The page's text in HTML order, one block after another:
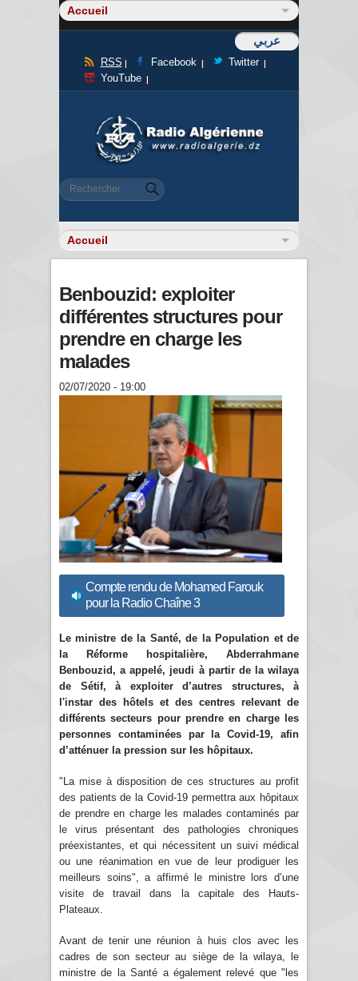
عربي
RSS Facebook
Twitter
YouTube
Formulaire de recherche
Rechercher
Benbouzid: exploiter
différentes structures pour
prendre en charge les
malades
02/07/2020 - 19:00
Compte rendu de Mohamed Farouk
pour la Radio Chaîne 3
Le ministre de la Santé, de la Population et de
la Réforme hospitalière, Abderrahmane
Benbouzid, a appelé, jeudi à partir de la wilaya
de Sétif, à exploiter d’autres structures, à
l'instar des hôtels et des centres relevant de
différents secteurs pour prendre en charge les
personnes contaminées par la Covid-19, afin
d’atténuer la pression sur les hôpitaux.
"La mise à disposition de ces structures au profit
des patients de la Covid-19 permettra aux hôpitaux
de prendre en charge les malades contaminés par
le virus présentant des pathologies chroniques
préexistantes, et qui nécessitent un suivi médical
ou une réanimation en vue de leur prodiguer les
meilleurs soins", a affirmé le ministre lors d’une
visite de travail dans la capitale des Hauts-
Plateaux.
Avant de tenir une réunion à huis clos avec les
cadres de son secteur au siège de la wilaya, le
ministre de la Santé a également relevé que "les